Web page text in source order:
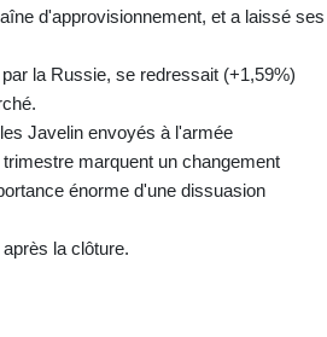
d'approvisionnement, et a laissé ses
la Russie, se redressait (+1,59%)
Javelin envoyés à l'armée
marquent un changement
énorme d'une dissuasion
la clôture.